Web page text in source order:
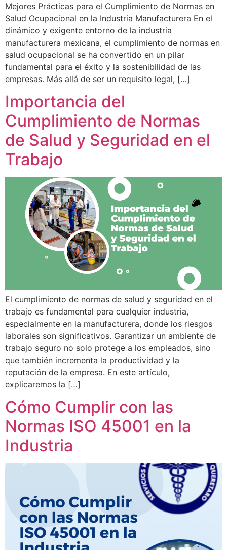
Mejores Prácticas para el Cumplimiento de Normas en
Salud Ocupacional en la Industria Manufacturera En el
dinámico y exigente entorno de la industria
manufacturera mexicana, el cumplimiento de normas en
salud ocupacional se ha convertido en un pilar
fundamental para el éxito y la sostenibilidad de las
empresas. Más allá de ser un requisito legal, […]
Importancia del
Cumplimiento de Normas
de Salud y Seguridad en el
Trabajo
El cumplimiento de normas de salud y seguridad en el
trabajo es fundamental para cualquier industria,
especialmente en la manufacturera, donde los riesgos
laborales son significativos. Garantizar un ambiente de
trabajo seguro no solo protege a los empleados, sino
que también incrementa la productividad y la
reputación de la empresa. En este artículo,
explicaremos la […]
Cómo Cumplir con las
Normas ISO 45001 en la
Industria